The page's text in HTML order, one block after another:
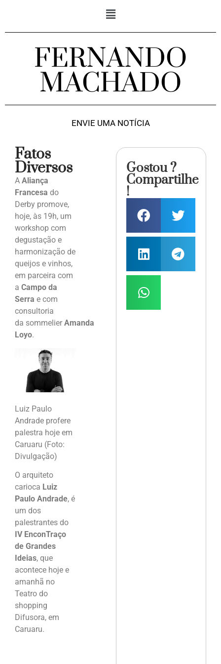
FERNANDO
MACHADO
ENVIE UMA NOTÍCIA
Fatos
Diversos
A Aliança
Francesa do
Derby promove,
hoje, às 19h, um
workshop com
degustação e
harmonização de
queijos e vinhos,
em parceira com
a Campo da
Serra e com
consultoria
da sommelier Amanda
Loyo.
Luiz Paulo
Andrade profere
palestra hoje em
Caruaru (Foto:
Divulgação)
O arquiteto
carioca Luiz
Paulo Andrade, é
um dos
palestrantes do
IV EnconTraço
de Grandes
Ideias, que
acontece hoje e
amanhã no
Teatro do
shopping
Difusora, em
Caruaru.
Gostou ?
Compartilhe
!